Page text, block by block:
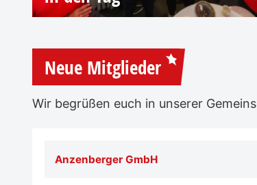
Neue Mitglieder
Wir begrüßen euch in unserer
Anzenberger GmbH